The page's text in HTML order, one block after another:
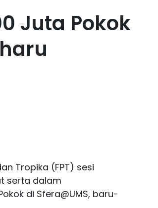
Juta Pokok
Tropika (FPT) sesi
serta dalam
di Sfera@UMS, baru-